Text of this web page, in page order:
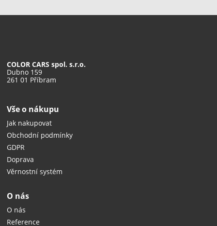
COLOR CARS spol. s.r.o.
Dubno 159
261 01 Příbram
Vše o nákupu
Jak nakupovat
Obchodní podmínky
GDPR
Doprava
Věrnostní systém
O nás
O nás
Reference